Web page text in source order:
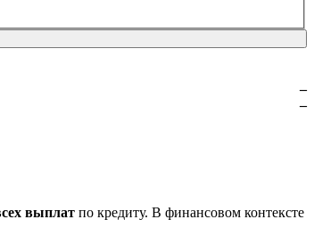
–
–
выплат по кредиту. В финансовом контексте